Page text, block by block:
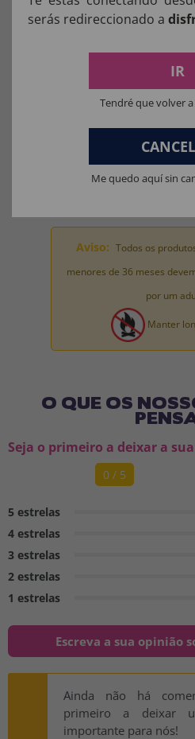
COMPOSIÇÃO
Materiais da
Materiais de brinquedo para
Aviso: Todos os
menores de 36 meses
por um
Manter
O QUE OS
Seja o primeiro a deixar a
0 / 5
5 estrelas
4 estrelas
3 estrelas
2 estrelas
1 estrelas
Escreva a sua opinião
Ainda não há
primeiro a deixar
importante para nós!
serás redireccionado a
IR
Tendré que volver
Me quedo aquí sin